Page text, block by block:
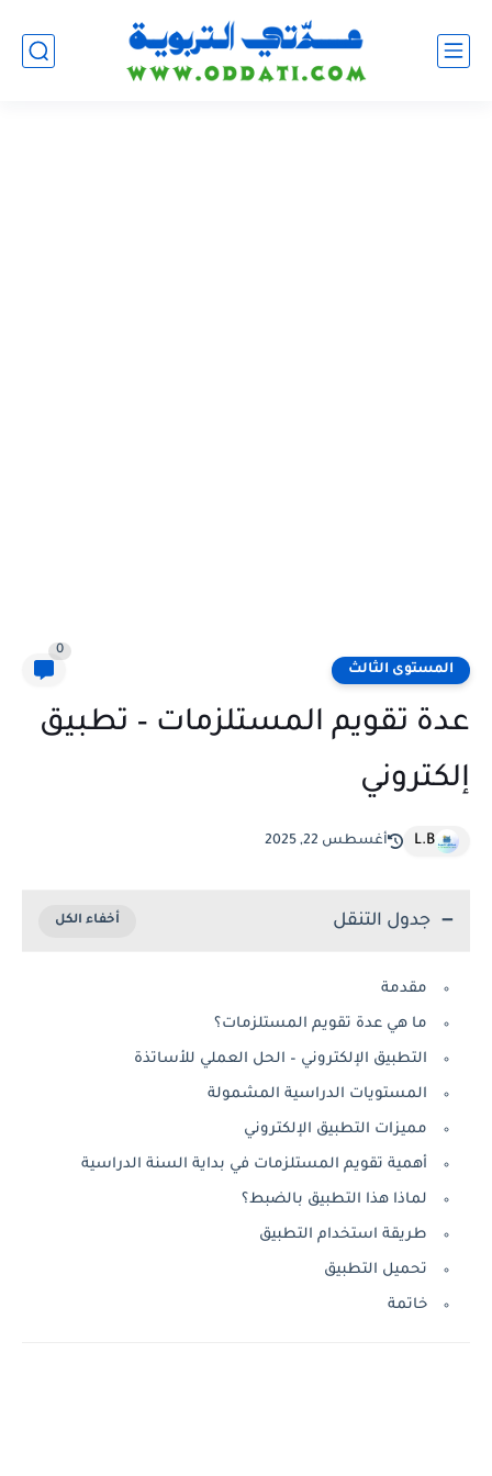
المستوى الثالث
0
عدة تقويم المستلزمات – تطبيق
إلكتروني
L.B أغسطس 22, 2025
جدول التنقل
مقدمة
ما هي عدة تقويم المستلزمات؟
التطبيق الإلكتروني – الحل العملي للأساتذة
المستويات الدراسية المشمولة
مميزات التطبيق الإلكتروني
أهمية تقويم المستلزمات في بداية السنة الدراسية
لماذا هذا التطبيق بالضبط؟
طريقة استخدام التطبيق
تحميل التطبيق
خاتمة